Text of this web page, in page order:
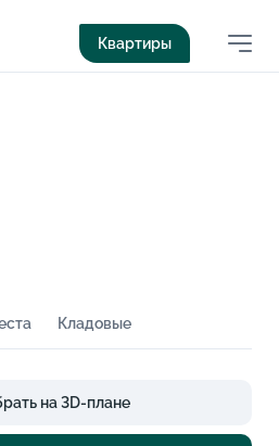
Квартиры
Кладовые
на 3D-плане